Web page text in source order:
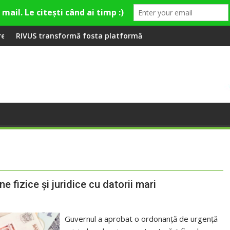
la Fashion Village
fosta platformă Carbochim într-un nou centru cultural și de
Când luna devine o
fizice și juridice cu datorii mari
Guvernul a aprobat o ordonanță de urgență